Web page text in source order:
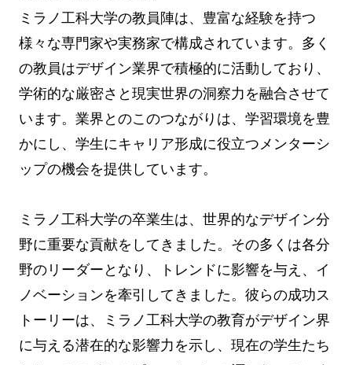
ミラノ工科大学の教員陣は、豊富な経験を持つ
様々な専門家や実務家で構成されています。多く
の教員はデザイン業界で積極的に活動しており、
学術的な厳密さと現実世界の洞察力を融合させて
います。業界とのこのつながりは、学習環境を豊
かにし、学生にキャリア形成に役立つメンターシ
ップの機会を提供しています。
ミラノ工科大学の卒業生は、世界的なデザイン分
野に重要な貢献をしてきました。その多くは各分
野のリーダーとなり、トレンドに影響を与え、イ
ノベーションを牽引してきました。彼らの成功ス
トーリーは、ミラノ工科大学の教育がデザイン界
に与える潜在的な影響力を示し、現在の学生たち